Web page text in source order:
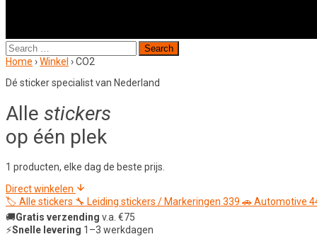
Search
for:
Home ›Winkel ›CO2
Dé sticker specialist van Nederland
Alle stickers
op één plek
1 producten, elke dag de beste prijs.
Direct winkelen
🏷️ Alle stickers 🔧 Leiding stickers / Markeringen 339 🚗Automotive
🚚Gratis verzending v.a. €75
⚡Snelle levering 1–3 werkdagen